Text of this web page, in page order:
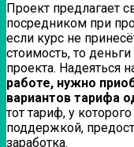
Проект предлагает
посредником при
если курс не
стоимость, то
проекта. Надеяться
работе, нужно
вариантов тарифа
тот тариф, у
поддержкой,
заработка.